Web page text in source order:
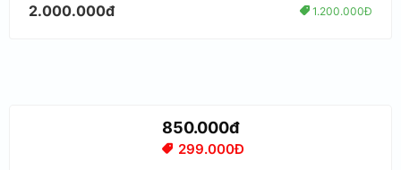
2.000.000đ 1.200.000Đ
850.000đ
299.000Đ